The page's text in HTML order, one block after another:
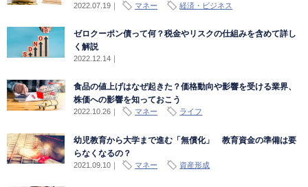
2022.07.19｜ マネー 経済・ビジネス
ゼロクーポン債って何？税金やリスクの仕組みを含めて詳し
く解説
2022.12.14｜
食品の値上げはなぜ起きた？価格動向や影響を受ける業界、
株価への影響を知っておこう
2022.10.26｜ マネー ライフ
幼児教育から大学まで進む「無償化」 教育資金の準備は要
らなくなるの？
2021.09.10｜ マネー 資産形成